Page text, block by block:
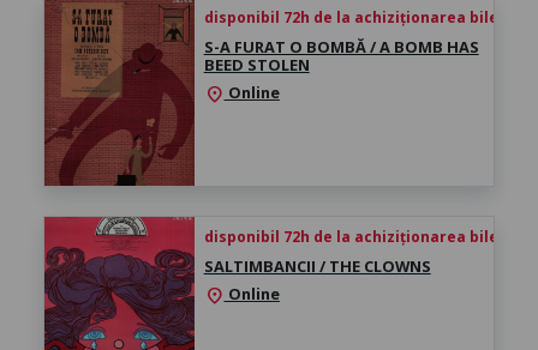
disponibil 72h de la achiziționarea biletului
S-A FURAT O BOMBĂ / A BOMB HAS
BEED STOLEN
location_on Online
disponibil 72h de la achiziționarea biletului
SALTIMBANCII / THE CLOWNS
location_on Online